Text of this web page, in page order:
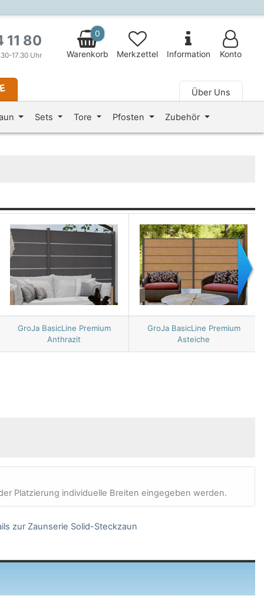
11 80
17.30 Uhr Warenkorb
0
Merkzettel Information Konto
Sets Tore Pfosten Zubehör
Über Uns
fw" aria-hidden="true"></i> Magazin
GroJa BasicLine Premium
Anthrazit
GroJa BasicLine Premium
Asteiche
Platzierung individuelle Breiten eingegeben werden.
zur Zaunserie Solid-Steckzaun